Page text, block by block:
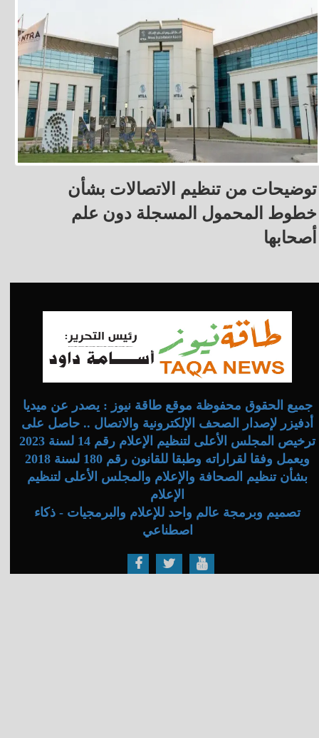
توضيحات من تنظيم الاتصالات بشأن
خطوط المحمول المسجلة دون علم
أصحابها
جميع الحقوق محفوظة موقع طاقة نيوز : يصدر عن ميديا
أدفيزر لإصدار الصحف الإلكترونية والاتصال .. حاصل على
ترخيص المجلس الأعلى لتنظيم الإعلام رقم 14 لسنة 2023
ويعمل وفقا لقراراته وطبقا للقانون رقم 180 لسنة 2018
بشأن تنظيم الصحافة والإعلام والمجلس الأعلى لتنظيم
الإعلام
تصميم وبرمجة عالم واحد للإعلام والبرمجيات - ذكاء
اصطناعي